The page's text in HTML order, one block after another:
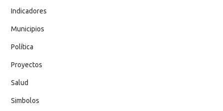
Indicadores
Municipios
Política
Proyectos
Salud
Simbolos